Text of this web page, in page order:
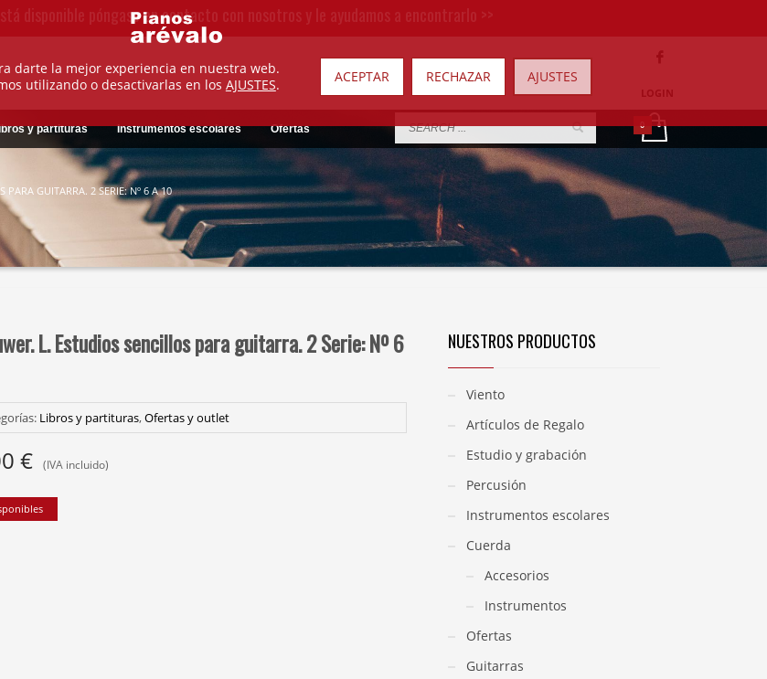
LOGIN
y partituras Instrumentos escolares Ofertas
PARA GUITARRA. 2 SERIE: Nº 6 A 10
L. Estudios sencillos para guitarra. 2 Serie: Nº 6
Libros y partituras,Ofertas y outlet
€ (IVA incluido)
NUESTROS PRODUCTOS
Viento
Artículos de Regalo
Estudio y grabación
Percusión
Instrumentos escolares
Cuerda
Accesorios
Instrumentos
Ofertas
Guitarras
disponible póngase en contacto con nosotros y le ayudamos a encontrarlo >>
darte la mejor experiencia en nuestra web.
utilizando o desactivarlas en los AJUSTES. ACEPTAR RECHAZAR AJUSTES